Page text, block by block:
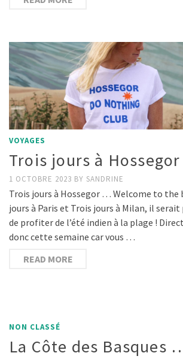
VOYAGES
Trois jours à
1 OCTOBRE 2023 BY SANDRINE
Trois jours à Hossegor … Welcome to the
jours à Paris et Trois jours à Milan, il
de profiter de l’été indien à la plage !
donc cette semaine car vous …
READ MORE
NON CLASSÉ
La Côte des Basques